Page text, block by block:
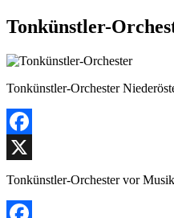
Tonkünstler-
Tonkünstler-Orchester
Facebook
X
Tonkünstler-Orchester vor